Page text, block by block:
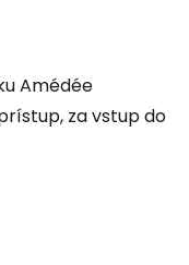
Amédée
za vstup do